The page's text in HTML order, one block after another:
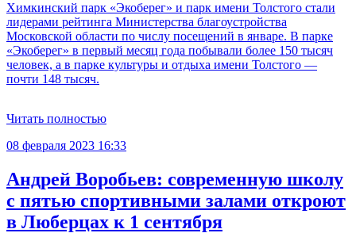
Химкинский парк «Экоберег» и парк имени Толстого стали
лидерами рейтинга Министерства благоустройства
Московской области по числу посещений в январе. В парке
«Экоберег» в первый месяц года побывали более 150 тысяч
человек, а в парке культуры и отдыха имени Толстого —
почти 148 тысяч.
Читать полностью
08 февраля 2023 16:33
Андрей Воробьев: современную школу
с пятью спортивными залами откроют
в Люберцах к 1 сентября